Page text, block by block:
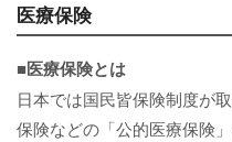
医療保険
■医療保険とは
日本では国民皆保険制度が
保険などの「公的医療保険